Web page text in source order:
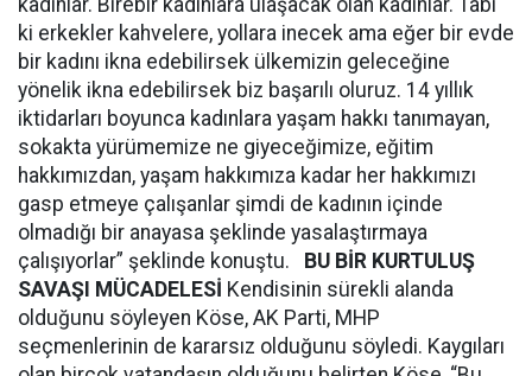
kadınlar. Birebir kadınlara ulaşacak olan kadınlar. Tabi
ki erkekler kahvelere, yollara inecek ama eğer bir evde
bir kadını ikna edebilirsek ülkemizin geleceğine
yönelik ikna edebilirsek biz başarılı oluruz. 14 yıllık
iktidarları boyunca kadınlara yaşam hakkı tanımayan,
sokakta yürümemize ne giyeceğimize, eğitim
hakkımızdan, yaşam hakkımıza kadar her hakkımızı
gasp etmeye çalışanlar şimdi de kadının içinde
olmadığı bir anayasa şeklinde yasalaştırmaya
çalışıyorlar” şeklinde konuştu.
BU BİR KURTULUŞ
SAVAŞI MÜCADELESİ Kendisinin sürekli alanda
olduğunu söyleyen Köse, AK Parti, MHP
seçmenlerinin de kararsız olduğunu söyledi. Kaygıları